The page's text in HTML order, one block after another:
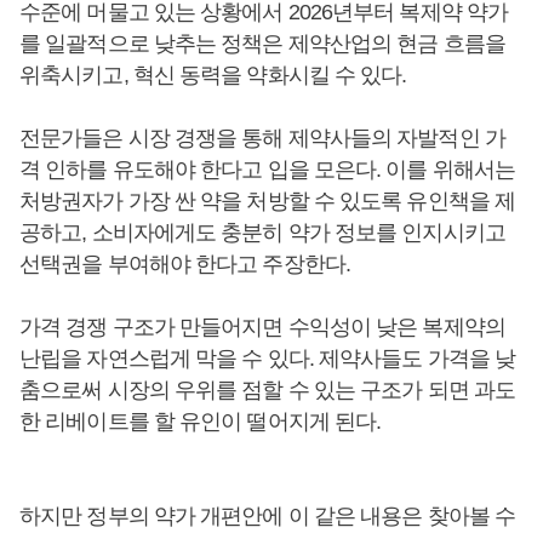
수준에 머물고 있는 상황에서 2026년부터 복제약 약가
를 일괄적으로 낮추는 정책은 제약산업의 현금 흐름을
위축시키고, 혁신 동력을 약화시킬 수 있다.
전문가들은 시장 경쟁을 통해 제약사들의 자발적인 가
격 인하를 유도해야 한다고 입을 모은다. 이를 위해서는
처방권자가 가장 싼 약을 처방할 수 있도록 유인책을 제
공하고, 소비자에게도 충분히 약가 정보를 인지시키고
선택권을 부여해야 한다고 주장한다.
가격 경쟁 구조가 만들어지면 수익성이 낮은 복제약의
난립을 자연스럽게 막을 수 있다. 제약사들도 가격을 낮
춤으로써 시장의 우위를 점할 수 있는 구조가 되면 과도
한 리베이트를 할 유인이 떨어지게 된다.
하지만 정부의 약가 개편안에 이 같은 내용은 찾아볼 수